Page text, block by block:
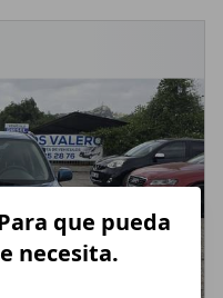
que pueda
necesita.